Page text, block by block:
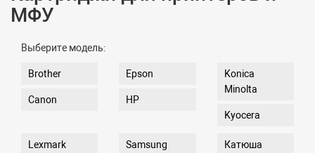
МФУ
Выберите модель:
Brother
Canon
Epson
HP
Konica
Minolta
Kyocera
Lexmark Samsung Катюша